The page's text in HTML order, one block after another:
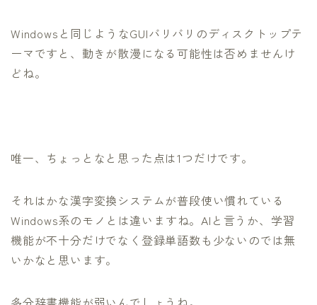
Windowsと同じようなGUIバリバリのディスクトップテ
ーマですと、動きが散漫になる可能性は否めませんけ
どね。
唯一、ちょっとなと思った点は1つだけです。
それはかな漢字変換システムが普段使い慣れている
Windows系のモノとは違いますね。AIと言うか、学習
機能が不十分だけでなく登録単語数も少ないのでは無
いかなと思います。